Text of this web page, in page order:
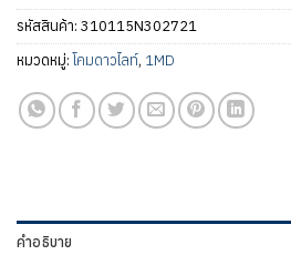
รหัสสินค้า: 310115N302721
หมวดหมู่: โคมดาวไลท์, 1MD
คำอธิบาย